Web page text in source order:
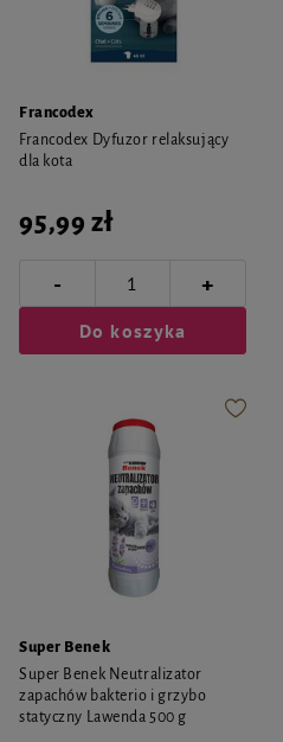
Francodex
Francodex Dyfuzor relaksujący
dla kota
95,99 zł
- +
Do koszyka
Super Benek
Super Benek Neutralizator
zapachów bakterio i grzybo
statyczny Lawenda 500 g